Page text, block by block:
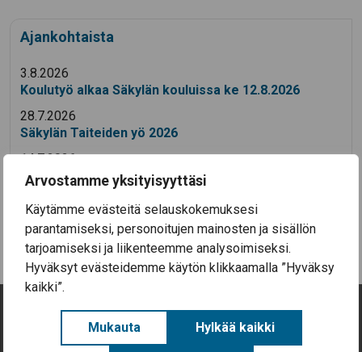
Arvostamme yksityisyyttäsi
Käytämme evästeitä selauskokemuksesi
parantamiseksi, personoitujen mainosten ja sisällön
tarjoamiseksi ja liikenteemme analysoimiseksi.
Hyväksyt evästeidemme käytön klikkaamalla ”Hyväksy
kaikki”.
Mukauta Hylkää kaikki
Ajankohtaista
3.8.2026
Koulutyö alkaa Säkylän kouluissa ke 12.8.2026
28.7.2026
Säkylän Taiteiden yö 2026
14.7.2026
Aineellisen avun kortteja on nyt haettavissa
Säkylässä (EU-ruokakortteja)
Kaikki uutiset
Yhteystiedot